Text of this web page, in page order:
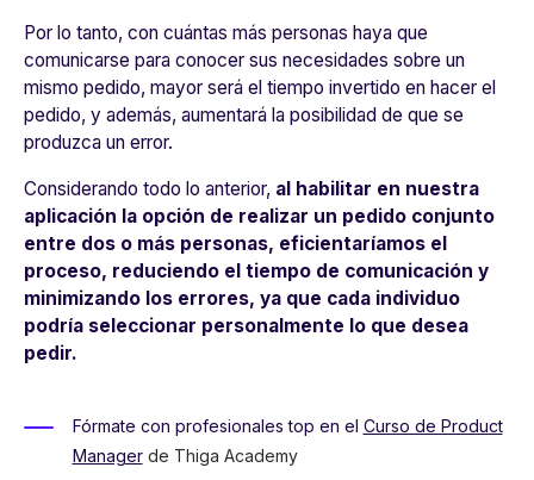
Por lo tanto, con cuántas más personas haya que
comunicarse para conocer sus necesidades sobre un
mismo pedido, mayor será el tiempo invertido en hacer el
pedido, y además, aumentará la posibilidad de que se
produzca un error.
Considerando todo lo anterior, al habilitar en nuestra
aplicación la opción de realizar un pedido conjunto
entre dos o más personas, eficientaríamos el
proceso, reduciendo el tiempo de comunicación y
minimizando los errores, ya que cada individuo
podría seleccionar personalmente lo que desea
pedir.
Fórmate con profesionales top en el Curso de Product
Managerde Thiga Academy